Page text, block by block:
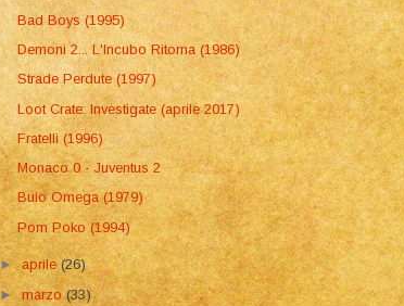
Bad Boys (1995)
Demoni 2... L'Incubo Ritorna (1986)
Strade Perdute (1997)
Loot Crate: Investigate (aprile 2017)
Fratelli (1996)
Monaco 0 - Juventus 2
Buio Omega (1979)
Pom Poko (1994)
►aprile(26)
►marzo(33)